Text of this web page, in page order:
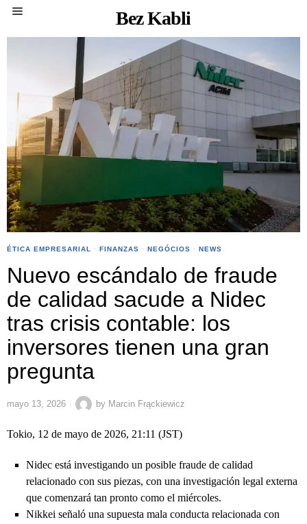
Bez Kabli
ÉTICA EMPRESARIAL · FINANZAS · NEGÓCIOS · NEWS
Nuevo escándalo de fraude
de calidad sacude a Nidec
tras crisis contable: los
inversores tienen una gran
pregunta
mayo 13, 2026 by Marcin Frąckiewicz
Tokio, 12 de mayo de 2026, 21:11 (JST)
Nidec está investigando un posible fraude de calidad
relacionado con sus piezas, con una investigación legal externa
que comenzará tan pronto como el miércoles.
Nikkei señaló una supuesta mala conducta relacionada con